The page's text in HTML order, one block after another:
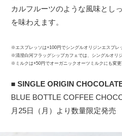
カルフルーツのような風味とし
を味わえます。
※エスプレッソは+100円でシングルオリジンエスプレ
※清澄白河フラッグシップカフェでは、シングルオリ
※ミルクは+50円でオーガニックオーツミルクにも変
■SINGLE ORIGIN
BLUE BOTTLE COFFEE
月25日（月）より数量限定発売